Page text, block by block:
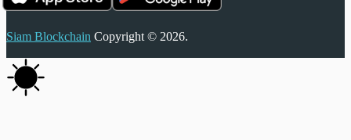
Siam Blockchain Copyright © 2026.